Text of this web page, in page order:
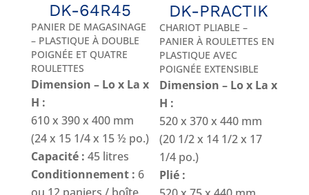
DK-64R45
PANIER DE MAGASINAGE
– PLASTIQUE À DOUBLE
POIGNÉE ET QUATRE
ROULETTES
Dimension – Lo x La x
H :
610 x 390 x 400 mm
(24 x 15 1/4 x 15 ½ po.)
Capacité : 45 litres
Conditionnement : 6
DK-PRACTIK
CHARIOT PLIABLE –
PANIER À ROULETTES EN
PLASTIQUE AVEC
POIGNÉE EXTENSIBLE
Dimension – Lo x La x
H :
520 x 370 x 440 mm
(20 1/2 x 14 1/2 x 17
1/4 po.)
Plié :